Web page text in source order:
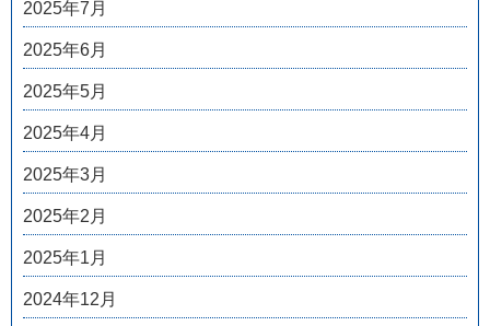
2025年7月
2025年6月
2025年5月
2025年4月
2025年3月
2025年2月
2025年1月
2024年12月